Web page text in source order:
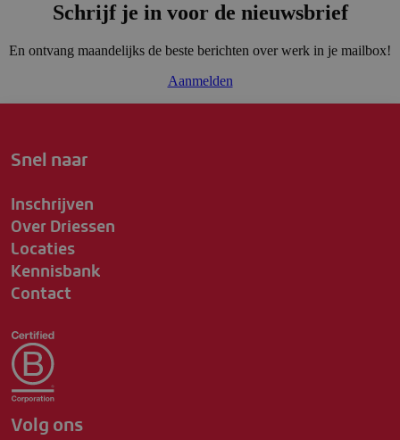
Schrijf je in voor de nieuwsbrief
En ontvang maandelijks de beste berichten over werk in je mailbox!
Aanmelden
Snel naar
Inschrijven
Over Driessen
Locaties
Kennisbank
Contact
Volg ons